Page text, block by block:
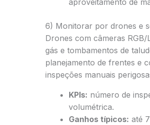
aproveitamento de
6) Monitorar por drones e
Drones com câmeras
gás e tombamentos de
planejamento de frentes e
inspeções manuais
KPIs: número de
volumétrica.
Ganhos típicos: até